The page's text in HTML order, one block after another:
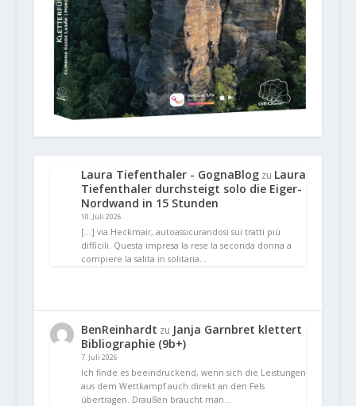
Laura Tiefenthaler - GognaBlogzu Laura
Tiefenthaler durchsteigt solo die Eiger-
Nordwand in 15 Stunden
10. Juli 2026
[…] via Heckmair, autoassicurandosi sui tratti più
difficili. Questa impresa la rese la seconda donna a
compiere la salita in solitaria…
BenReinhardt zu Janja Garnbret klettert
Bibliographie (9b+)
7. Juli 2026
Ich finde es beeindruckend, wenn sich die Leistungen
aus dem Wettkampf auch direkt an den Fels
übertragen. Draußen braucht man…